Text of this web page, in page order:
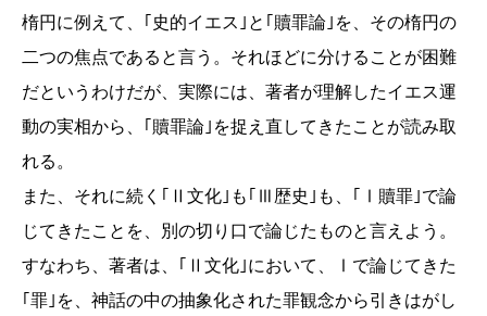
楕円に例えて、｢史的イエス｣と｢贖罪論｣を、その楕円の
二つの焦点であると言う。それほどに分けることが困難
だというわけだが、実際には、著者が理解したイエス運
動の実相から、｢贖罪論｣を捉え直してきたことが読み取
れる。
また、それに続く｢Ⅱ文化｣も｢Ⅲ歴史｣も、｢Ⅰ贖罪｣で論
じてきたことを、別の切り口で論じたものと言えよう。
すなわち、著者は、｢Ⅱ文化｣において、Ⅰで論じてきた
｢罪｣を、神話の中の抽象化された罪観念から引きはがし